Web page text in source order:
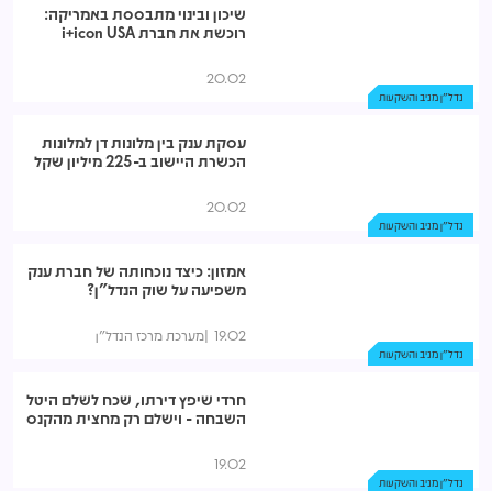
נדל"ן מניב והשקעות
שיכון ובינוי מתבססת באמריקה:
רוכשת את חברת i+icon USA
20.02
נדל"ן מניב והשקעות
עסקת ענק בין מלונות דן למלונות
הכשרת היישוב ב-225 מיליון שקל
20.02
נדל"ן מניב והשקעות
אמזון: כיצד נוכחותה של חברת ענק
משפיעה על שוק הנדל"ן?
19.02 מערכת מרכז הנדל"ן
נדל"ן מניב והשקעות
חרדי שיפץ דירתו, שכח לשלם היטל
השבחה - וישלם רק מחצית מהקנס
19.02